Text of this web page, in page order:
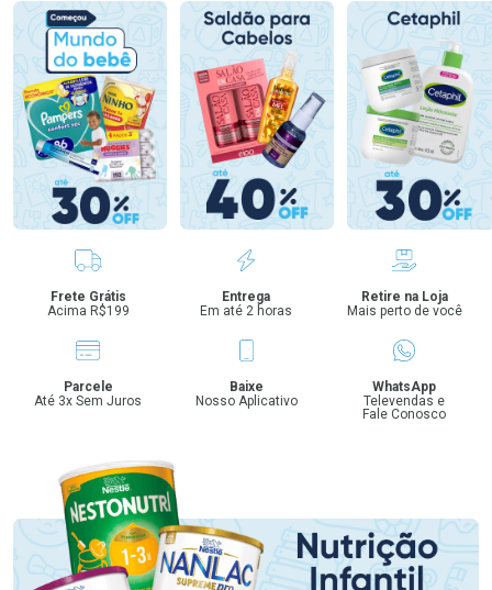
Benefícios
Frete Grátis
Acima R$199
Entrega
Em até 2 horas
Retire na Loja
Mais perto de você
Parcele
Até 3x Sem Juros
Baixe
Nosso Aplicativo
WhatsApp
Televendas e
Fale Conosco